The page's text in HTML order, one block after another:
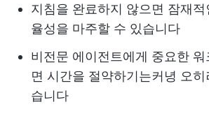
지침을 완료하지 않으면 잠재
율성을 마주할 수 있습니다
비전문 에이전트에게 중요한 워
면 시간을 절약하기는커녕 오
습니다